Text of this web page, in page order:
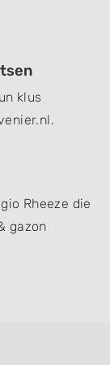
klus
Rheeze die
gazon